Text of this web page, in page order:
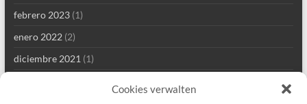
Cookies verwalten
febrero 2023(1)
enero 2022(2)
diciembre 2021 (1)